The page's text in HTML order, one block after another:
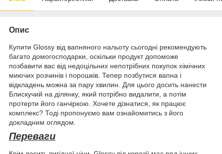
Опис
Купити Glossy від вапняного нальоту сьогодні рекомендують
багато домогосподарки, оскільки продукт допоможе
позбавити вас від недоцільних непотрібних покупок хімічних
миючих розчинів і порошків. Тепер позбутися вапна і
відкладень можна за пару хвилин. Для цього досить нанести
Блискучий на ділянку, який потрібно видалити, а потім
протерти його ганчіркою. Хочете дізнатися, як працює
комплекс? Тоді пропонуємо вам ознайомитись з його
докладним оглядом.
Переваги